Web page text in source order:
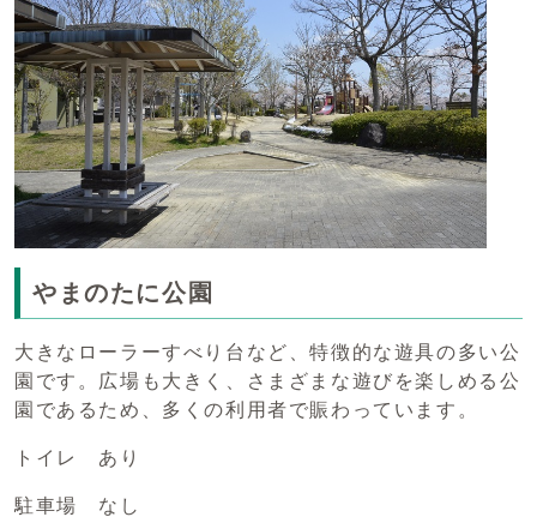
やまのたに公園
大きなローラーすべり台など、特徴的な遊具の多い公
園です。広場も大きく、さまざまな遊びを楽しめる公
園であるため、多くの利用者で賑わっています。
トイレ あり
駐車場 なし